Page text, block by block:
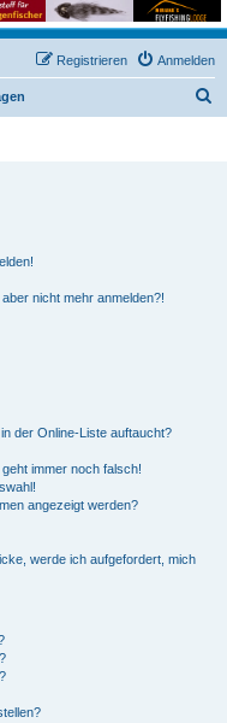
Anmelden
Registrieren
nicht mehr anmelden?!
der Online-Liste auftaucht?
immer noch falsch!
angezeigt werden?
werde ich aufgefordert, mich